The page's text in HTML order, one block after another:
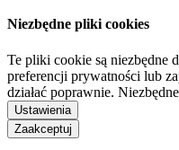
Niezbędne pliki cookies
Te pliki cookie są niezbędne
preferencji prywatności lub
działać poprawnie.
Ustawienia
Zaakceptuj